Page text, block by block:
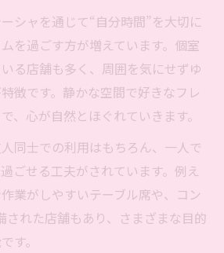
シャを通じて“自分時間”を大切に
を過ごす方が増えています。個室
る店舗も多く、周囲を気にせずゆ
徴です。静かな空間で好きなフレ
、心が自然とほぐれていきます。
同士での利用はもちろん、一人で
ごせる工夫がされています。例え
業がしやすいテーブル席や、コン
された店舗もあり、さまざまな目的
す。